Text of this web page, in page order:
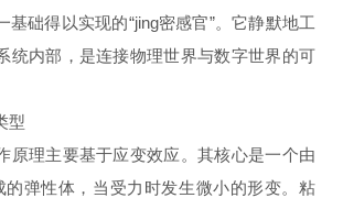
基础得以实现的“jing密感官”。它静默地工
统内部，是连接物理世界与数字世界的可
型
原理主要基于应变效应。其核心是一个由
的弹性体，当受力时发生微小的形变。粘